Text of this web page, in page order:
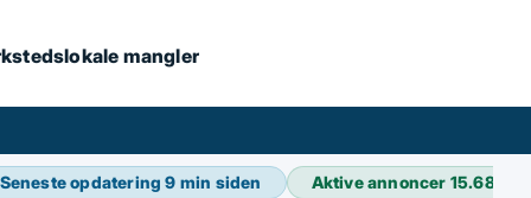
mangler
Seneste opdatering9 min siden Aktive annoncer 15.689